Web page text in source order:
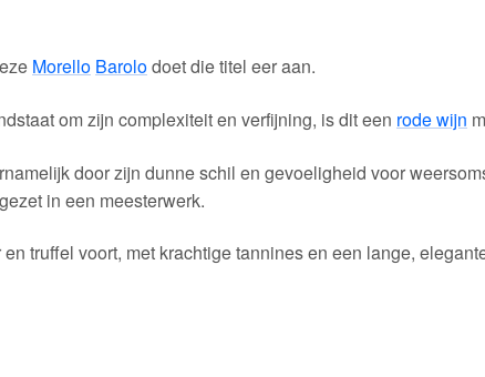
Morello Barolodoet die titel eer aan.
om zijn complexiteit en verfijning, is dit een rode wijn
door zijn dunne schil en gevoeligheid voor
in een meesterwerk.
truffel voort, met krachtige tannines en een lange,